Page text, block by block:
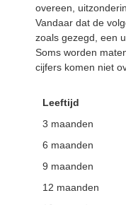
overeen,
Vandaar dat de
zoals gezegd, een
Soms worden
cijfers komen niet
Leeftijd
3 maanden
6 maanden
9 maanden
12 maanden